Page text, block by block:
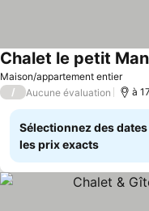
Maison/appartement entier
Chalet le petit
/ Aucune évaluation
Sélectionnez des
les prix exacts